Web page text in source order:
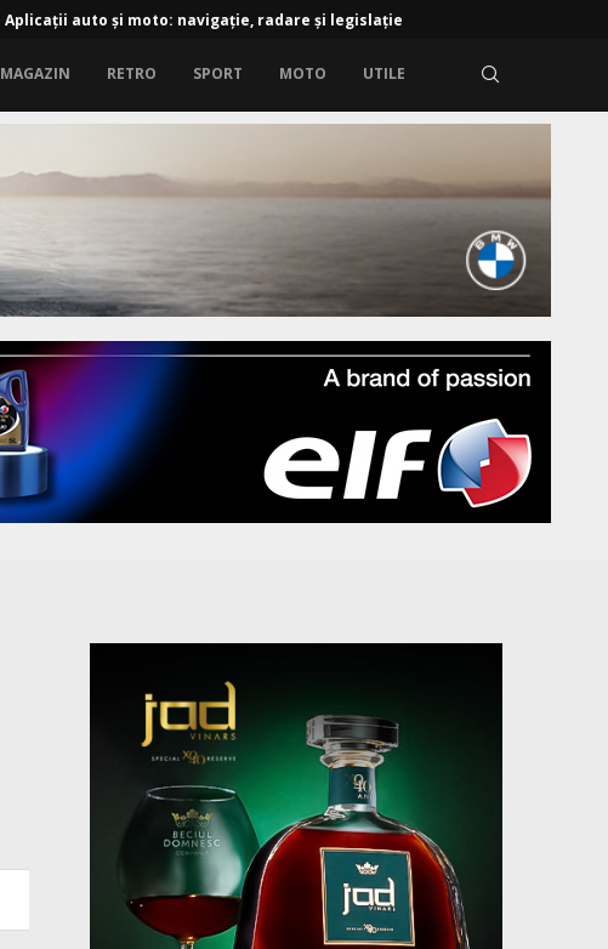
Aplicații auto și moto: navigație, radare și legislație
MAGAZIN RETRO SPORT MOTO UTILE